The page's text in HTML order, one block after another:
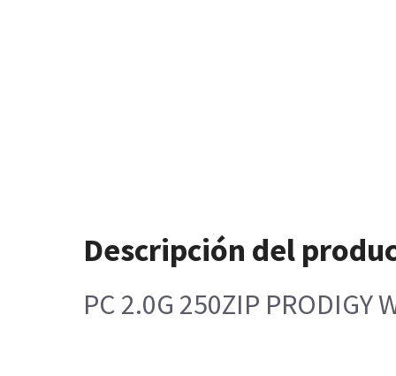
Descripción del
PC 2.0G 250ZIP PRODIGY